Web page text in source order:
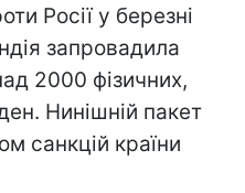
Росії у березні
запровадила
2000 фізичних,
Нинішній пакет
санкцій країни